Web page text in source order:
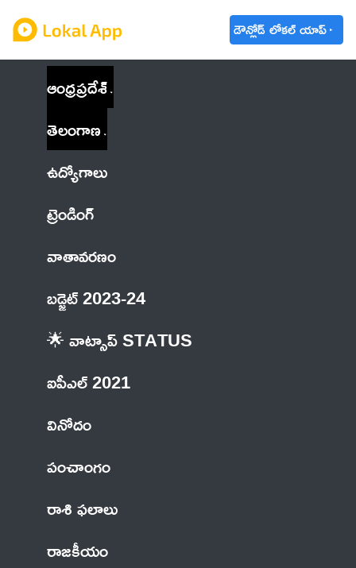
డౌన్లోడ్ లోకల్ యాప్
ఆంధ్రప్రదేశ్
తెలంగాణ
ఉద్యోగాలు
ట్రెండింగ్
వాతావరణం
బడ్జెట్ 2023-24
🌟 వాట్సాప్ STATUS
ఐపీఎల్ 2021
వినోదం
పంచాంగం
రాశి ఫలాలు
రాజకీయం